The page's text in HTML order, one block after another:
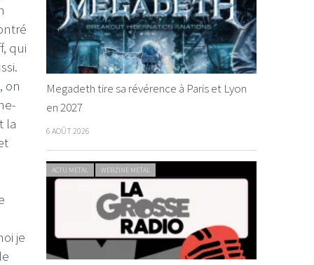
qui
on
la
je
Megadeth tire sa révérence à Paris et Lyon
en 2027
6 AOÛT 2026
ACTU METAL WEBZINE METAL